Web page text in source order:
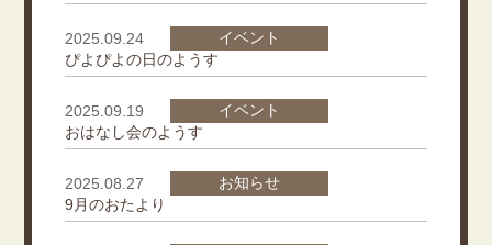
2025.09.24
イベント
ぴよぴよの日のようす
2025.09.19
イベント
おはなし会のようす
2025.08.27
お知らせ
9月のおたより